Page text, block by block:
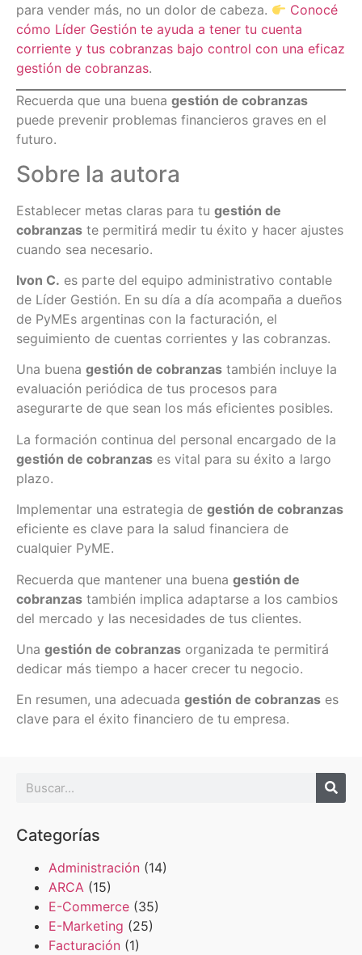
para vender más, no un dolor de cabeza.
Conocé
cómo Líder Gestión te ayuda a tener tu cuenta
corriente y tus cobranzas bajo control con una eficaz
gestión de cobranzas.
Recuerda que una buena gestión de cobranzas
puede prevenir problemas financieros graves en el
futuro.
Sobre la autora
Establecer metas claras para tu gestión de
cobranzas te permitirá medir tu éxito y hacer ajustes
cuando sea necesario.
Ivon C. es parte del equipo administrativo contable
de Líder Gestión. En su día a día acompaña a dueños
de PyMEs argentinas con la facturación, el
seguimiento de cuentas corrientes y las cobranzas.
Una buena gestión de cobranzas también incluye la
evaluación periódica de tus procesos para
asegurarte de que sean los más eficientes posibles.
La formación continua del personal encargado de la
gestión de cobranzas es vital para su éxito a largo
plazo.
Implementar una estrategia de gestión de cobranzas
eficiente es clave para la salud financiera de
cualquier PyME.
Recuerda que mantener una buena gestión de
cobranzas también implica adaptarse a los cambios
del mercado y las necesidades de tus clientes.
Una gestión de cobranzas organizada te permitirá
dedicar más tiempo a hacer crecer tu negocio.
En resumen, una adecuada gestión de cobranzas es
clave para el éxito financiero de tu empresa.
Categorías
Administración (14)
ARCA (15)
E-Commerce (35)
E-Marketing (25)
Facturación (1)